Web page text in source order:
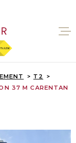
T2
37 M CARENTAN